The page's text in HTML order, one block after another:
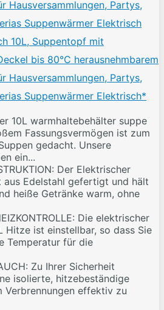
10L, Suppentopf mit
bis 80°C herausnehmbarem
Hausversammlungen, Partys,
Suppenwärmer Elektrisch*
10L warmhaltebehälter suppe
Fassungsvermögen ist zum
gedacht. Unsere
ein...
Der Elektrischer
aus Edelstahl gefertigt und hält
heiße Getränke warm, ohne
Die elektrischer
Hitze ist einstellbar, so dass Sie
Temperatur für die
Zu Ihrer Sicherheit
isolierte, hitzebeständige
Verbrennungen effektiv zu